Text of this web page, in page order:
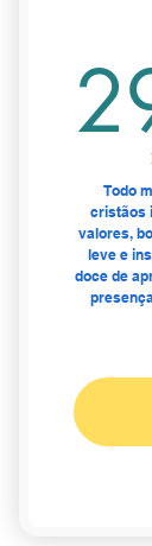
Todo
cristãos
valores,
leve e
doce de